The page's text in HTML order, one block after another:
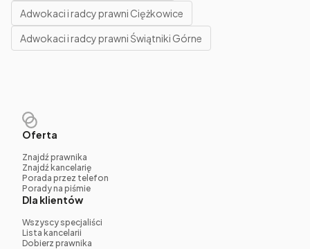
Adwokaci i radcy prawni Ciężkowice
Adwokaci i radcy prawni Świątniki Górne
Oferta
Znajdź prawnika
Znajdź kancelarię
Porada przez telefon
Porady na piśmie
Dla klientów
Wszyscy specjaliści
Lista kancelarii
Dobierz prawnika